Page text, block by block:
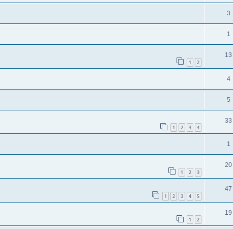
3
1
1 2
13
4
5
1 2 3 4
33
1
1 2 3
20
1 2 3 4 5
47
1 2
19